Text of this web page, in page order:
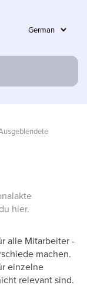
hier.
alle Mitarbeiter -
machen.
einzelne
relevant sind.